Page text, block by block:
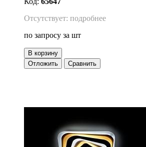
Отсутствует: подробнее
по запросу за шт
В корзину
Отложить
Сравнить